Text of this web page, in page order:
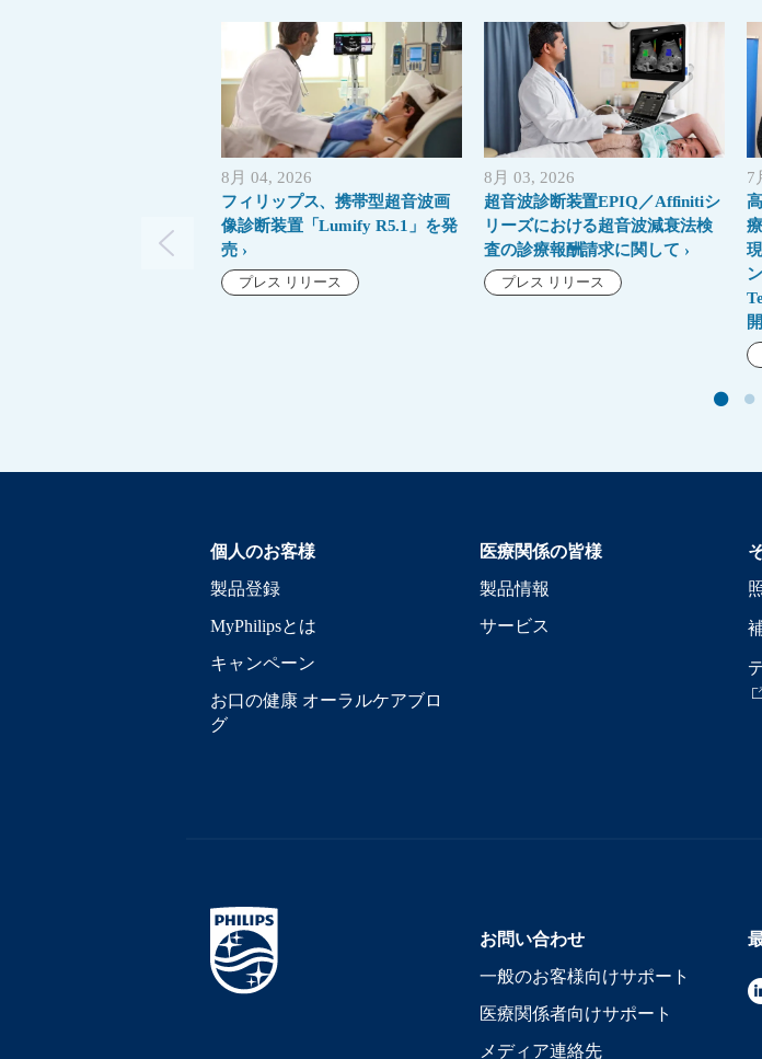
8月 04, 2026
フィリップス、携帯型超音波画
像診断装置「Lumify R5.1」を発
売
プレス リリース
8月 03, 2026
超音波診断装置EPIQ／Affinitiシ
リーズにおける超音波減衰法検
査の診療報酬請求に関して
プレス リリース
7
個人のお客様
製品登録
MyPhilipsとは
キャンペーン
お口の健康 オーラルケアブロ
グ
医療関係の皆様
製品情報
サービス
お問い合わせ
一般のお客様向けサポート
医療関係者向けサポート
メディア連絡先